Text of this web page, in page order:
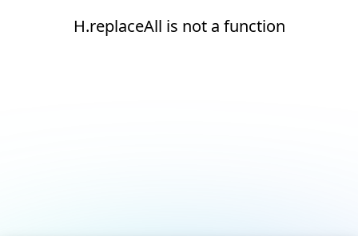
H.replaceAll is not a function